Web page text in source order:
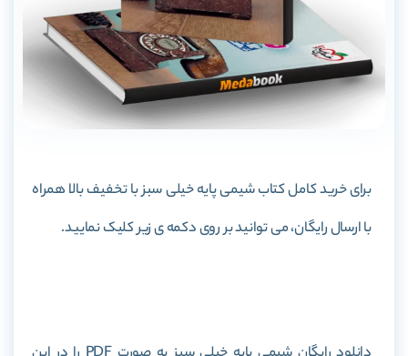
برای خرید کامل کتاب شیمی پایه خیلی سبز با تخفیف بالا همراه
با ارسال رایگان، می توانید بر روی دکمه ی زیر کلیک نمایید.